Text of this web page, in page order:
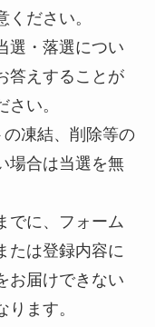
ださい。
選・落選につい
答えすることが
い。
の凍結、削除等の
場合は当選を無
でに、フォーム
たは登録内容に
お届けできない
ます。